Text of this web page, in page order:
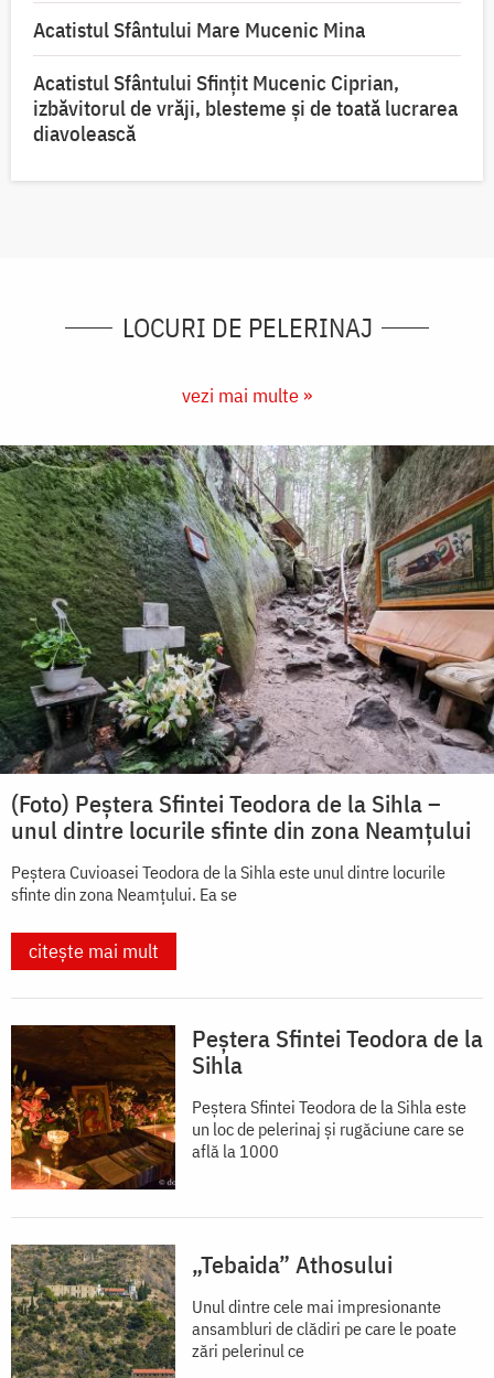
Acatistul Sfântului Mare Mucenic Mina
Acatistul Sfântului Sfințit Mucenic Ciprian,
izbăvitorul de vrăji, blesteme și de toată lucrarea
diavolească
LOCURI DE PELERINAJ
vezi mai multe »
(Foto) Peștera Sfintei Teodora de la Sihla –
unul dintre locurile sfinte din zona Neamțului
Peștera Cuvioasei Teodora de la Sihla este unul dintre locurile
sfinte din zona Neamțului. Ea se
citește mai mult
Peștera Sfintei Teodora de la
Sihla
Peștera Sfintei Teodora de la Sihla este
un loc de pelerinaj și rugăciune care se
află la 1000
„Tebaida” Athosului
Unul dintre cele mai impresionante
ansambluri de clădiri pe care le poate
zări pelerinul ce